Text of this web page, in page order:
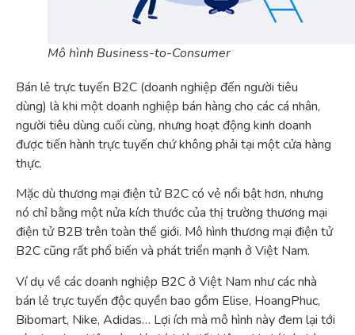
Mô hình Business-to-Consumer
Bán lẻ trực tuyến B2C (doanh nghiệp đến người tiêu
dùng) là khi một doanh nghiệp bán hàng cho các cá nhân,
người tiêu dùng cuối cùng, nhưng hoạt động kinh doanh
được tiến hành trực tuyến chứ không phải tại một cửa hàng
thực.
Mặc dù thương mại điện tử B2C có vẻ nổi bật hơn, nhưng
nó chỉ bằng một nửa kích thước của thị trường thương mại
điện tử B2B trên toàn thế giới. Mô hình thương mại điện tử
B2C cũng rất phổ biến và phát triển mạnh ở Việt Nam.
Ví dụ về các doanh nghiệp B2C ở Việt Nam như các nhà
bán lẻ trực tuyến độc quyền bao gồm Elise, HoangPhuc,
Bibomart, Nike, Adidas… Lợi ích mà mô hình này đem lại tới